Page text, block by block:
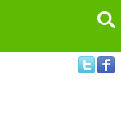
검색